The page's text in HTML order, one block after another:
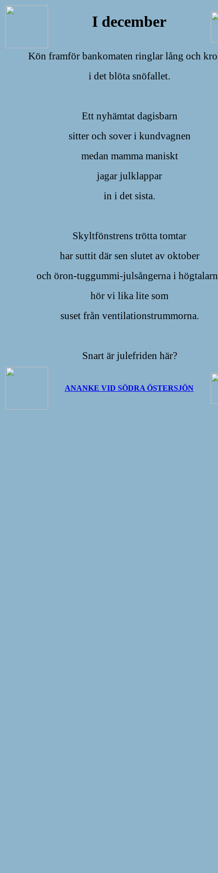
I december
Kön framför bankomaten ringlar lång och
i det blöta snöfallet.
Ett nyhämtat dagisbarn
sitter och sover i kundvagnen
medan mamma maniskt
jagar julklappar
in i det sista.
Skyltfönstrens trötta tomtar
har suttit där sen slutet av oktober
och öron-tuggummi-julsångerna i
hör vi lika lite som
suset från ventilationstrummorna.
Snart är julefriden här?
ANANKE VID SÖDRA ÖSTERSJÖN